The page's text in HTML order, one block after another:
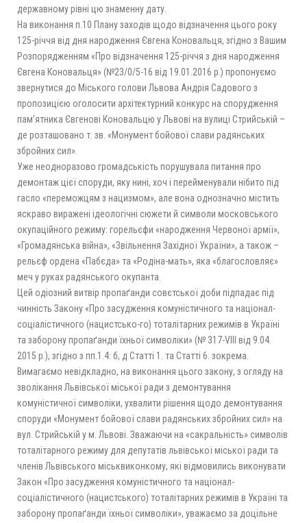
державному рівні цю знаменну дату.
На виконання п.10 Плану заходів щодо відзначення цього року
125-річчя від дня народження Євгена Коновальця, згідно з Вашим
Розпорядженням «Про відзначення 125-річчя з дня народження
Євгена Коновальця» (№23/0/5-16 від 19.01.2016 р.) пропонуємо
звернутися до Міського голови Львова Андрія Садового з
пропозицією оголосити архітектурний конкурс на спорудження
пам’ятника Євгенові Коновальцю у Львові на вулиці Стрийській –
де розташовано т. зв. «Монумент бойової слави радянських
збройних сил».
Уже неодноразово громадськість порушувала питання про
демонтаж цієї споруди, яку нині, хоч і перейменували нібито під
гасло «переможцям з нацизмом», але вона однозначно містить
яскраво виражені ідеологічні сюжети й символи московського
окупаційного режиму: горельєфи «народження Червоної армії»,
«Громадянська війна», «Звільнення Західної України», а також –
рельєф ордена «Пабєда» та «Родіна-мать», яка «благословляє»
меч у руках радянського окупанта.
Цей одіозний витвір пропаґанди совєтської доби підпадає під
чинність Закону «Про засудження комуністичного та націонал-
соціалістичного (нацистсько-го) тоталітарних режимів в Україні
та заборону пропаґанди їхньої символіки» (№ 317-VIII від 9.04.
2015 р.), згідно з пп.1.4: б, д Статті 1. та Статті 6. зокрема.
Вимагаємо невідкладно, на виконання цього закону, з огляду на
зволікання Львівської міської ради з демонтування
комуністичної символіки, ухвалити рішення щодо демонтування
споруди «Монумент бойової слави радянських збройних сил» на
вул. Стрийській у м. Львові. Зважаючи на «сакральність» символів
тоталітарного режиму для депутатів львівської міської ради та
членів Львівського міськвиконкому, які відмовились виконувати
Закон «Про засудження комуністичного та націонал-
соціалістичного (нацистського) тоталітарних режимів в Україні та
заборону пропаґанди їхньої символіки», уважаємо за доцільне